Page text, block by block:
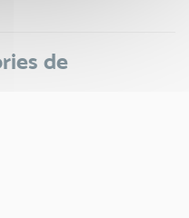
de